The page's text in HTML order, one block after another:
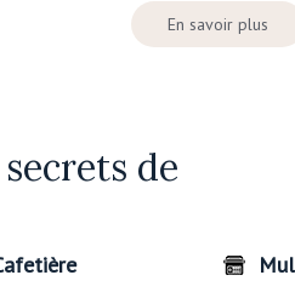
En savoir plus
de